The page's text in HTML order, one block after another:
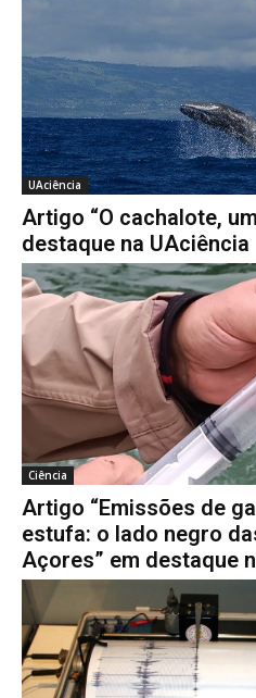
UAciência
Artigo “O cachalote,
destaque na UAciência
Ciência
Artigo “Emissões de
estufa: o lado negro
Açores” em destaque